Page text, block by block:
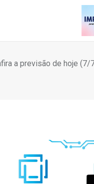
a previsão de hoje (7/